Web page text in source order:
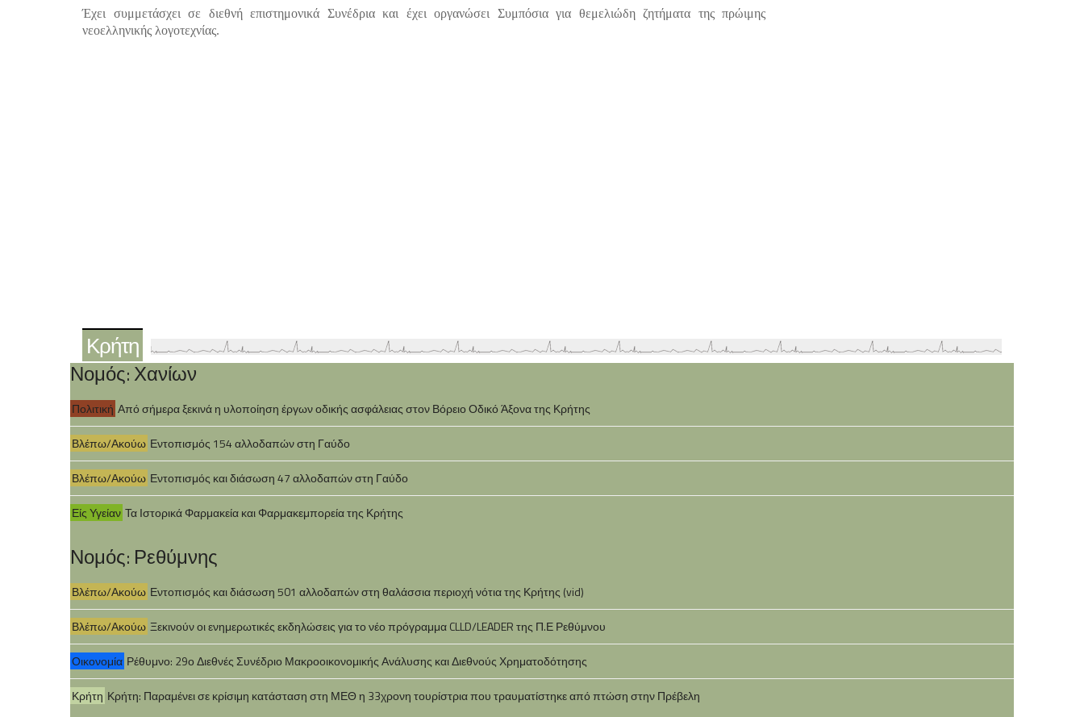
Έχει συμμετάσχει σε διεθνή επιστημονικά Συνέδρια και έχει οργανώσει Συμπόσια για θεμελιώδη ζητήματα της πρώιμης
νεοελληνικής λογοτεχνίας.
Κρήτη
Νομός: Χανίων
Πολιτική Από σήμερα ξεκινά η υλοποίηση έργων οδικής ασφάλειας στον Βόρειο Οδικό Άξονα της Κρήτης
Βλέπω/Ακούω Εντοπισμός 154 αλλοδαπών στη Γαύδο
Βλέπω/Ακούω Εντοπισμός και διάσωση 47 αλλοδαπών στη Γαύδο
Είς Υγείαν Τα Ιστορικά Φαρμακεία και Φαρμακεμπορεία της Κρήτης
Νομός: Ρεθύμνης
Βλέπω/Ακούω Εντοπισμός και διάσωση 501 αλλοδαπών στη θαλάσσια περιοχή νότια της Κρήτης (vid)
Βλέπω/Ακούω Ξεκινούν οι ενημερωτικές εκδηλώσεις για το νέο πρόγραμμα CLLD/LEADER της Π.Ε Ρεθύμνου
Οικονομία Ρέθυμνο: 29ο Διεθνές Συνέδριο Μακροοικονομικής Ανάλυσης και Διεθνούς Χρηματοδότησης
Κρήτη Κρήτη: Παραμένει σε κρίσιμη κατάσταση στη ΜΕΘ η 33χρονη τουρίστρια που τραυματίστηκε από πτώση στην Πρέβελη